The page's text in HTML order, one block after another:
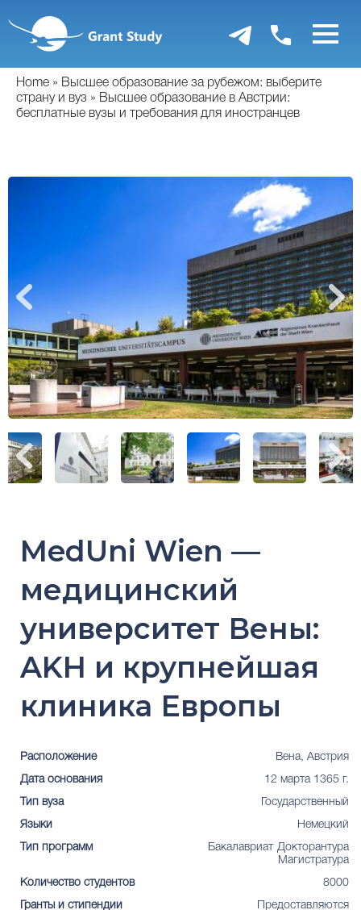
основному
содержанию
Home
Высшее образование за рубежом: выберите
страну и вуз
Высшее образование в Австрии:
бесплатные вузы и требования для иностранцев
MedUni Wien —
медицинский
университет Вены:
AKH и крупнейшая
клиника Европы
Расположение Вена, Австрия
Дата основания 12 марта 1365 г.
Тип вуза Государственный
Языки Немецкий
Тип программ Бакалавриат Докторантура
Магистратура
Количество студентов 8000
Гранты и стипендии Предоставляются